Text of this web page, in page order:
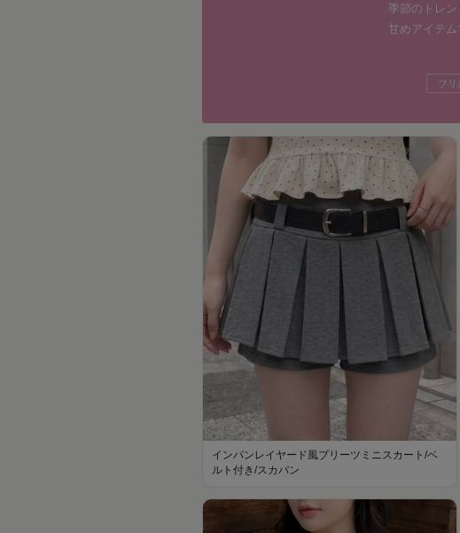
季節のトレ
甘めアイテ
フリ
インパンレイヤード風プリーツミニスカート/ベ
ルト付き/スカパン